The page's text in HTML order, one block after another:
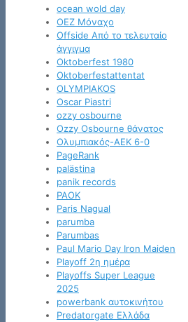
ocean wold day
OEZ Μόναχο
Offside Από το τελευταίο
άγγιγμα
Oktoberfest 1980
Oktoberfestattentat
OLYMPIAKOS
Oscar Piastri
ozzy osbourne
Ozzy Osbourne θάνατος
Oλυμπιακός-ΑΕΚ 6-0
PageRank
palästina
panik records
PAOK
Paris Nagual
parumba
Parumbas
Paul Mario Day Iron Maiden
Playoff 2η ημέρα
Playoffs Super League
2025
powerbank αυτοκινήτου
Predatorgate Ελλάδα